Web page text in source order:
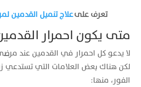
تعرف علىعلاج تنميل القدمين
متى يكون احمرار
لا يدعو كل احمرار في القدمين عند
لكن هناك بعض العلامات التي تستدعي
الفور، منها: